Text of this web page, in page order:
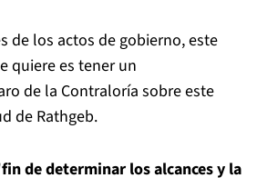
de los actos de gobierno, este
quiere es tener un
de la Contraloría sobre este
de Rathgeb.
de determinar los alcances y la